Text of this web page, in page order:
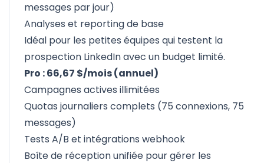
messages par jour)
Analyses et reporting de base
Idéal pour les petites équipes qui testent la
prospection LinkedIn avec un budget limité.
Pro : 66,67 $/mois (annuel)
Campagnes actives illimitées
Quotas journaliers complets (75 connexions, 75
messages)
Tests A/B et intégrations webhook
Boîte de réception unifiée pour gérer les